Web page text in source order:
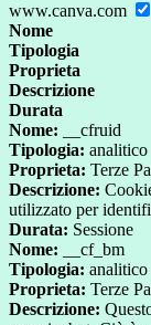
www.canva.com
Nome
Tipologia
Proprieta
Descrizione
Durata
Nome: __cfruid
Tipologia: analitico
Proprieta: Terze
Descrizione:
utilizzato per
Durata: Sessione
Nome: __cf_bm
Tipologia: analitico
Proprieta: Terze
Descrizione: